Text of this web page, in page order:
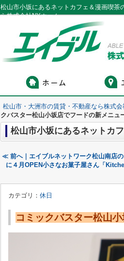
松山市小坂にあるネットカフェ＆漫画喫茶
ら株式会社NYホーム
松山市・大洲市の賃貸・不動産なら株式会
クバスター松山小坂店でフードの新メニュ
≪ 前へ｜エイブルネットワーク松山南店
に４月OPEN小さなお菓子屋さん「
カテゴリ： 休日
コミックバスター松山